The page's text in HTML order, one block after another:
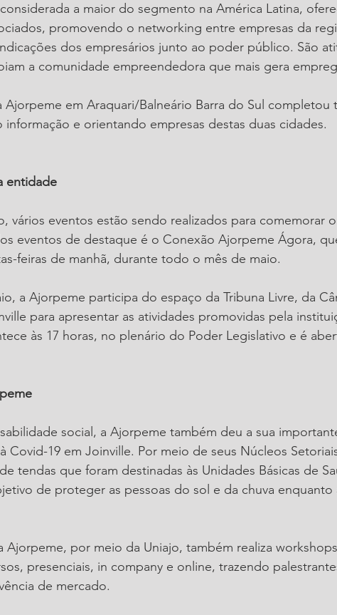
a maior do segmento na América Latina,
promovendo o networking entre empresas da
dos empresários junto ao poder público. São
a comunidade empreendedora que mais gera
Ajorpeme em Araquari/Balneário Barra do Sul completou
informação e orientando empresas destas duas cidades.
entidade
vários eventos estão sendo realizados para comemorar
eventos de destaque é o Conexão Ajorpeme Ágora,
feiras de manhã, durante todo o mês de maio.
a Ajorpeme participa do espaço da Tribuna Livre, da
para apresentar as atividades promovidas pela
às 17 horas, no plenário do Poder Legislativo e é
social, a Ajorpeme também deu a sua
Covid-19 em Joinville. Por meio de seus Núcleos
tendas que foram destinadas às Unidades Básicas de
de proteger as pessoas do sol e da chuva enquanto
Ajorpeme, por meio da Uniajo, também realiza
presenciais, in company e online, trazendo
de mercado.